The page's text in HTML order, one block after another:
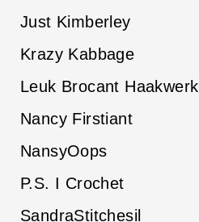
Just Kimberley
Krazy Kabbage
Leuk Brocant Haakwerk
Nancy Firstiant
NansyOops
P.S. I Crochet
SandraStitchesil